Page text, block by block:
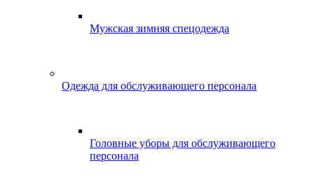
Мужская зимняя спецодежда
Одежда для обслуживающего персонала
Головные уборы для обслуживающего
персонала